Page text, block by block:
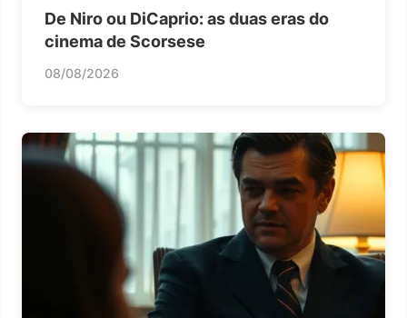
De Niro ou DiCaprio: as duas eras do
cinema de Scorsese
08/08/2026